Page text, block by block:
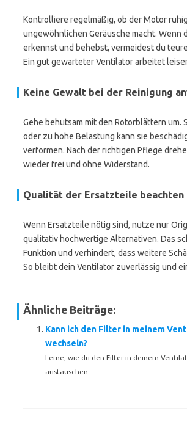
Kontrolliere regelmäßig, ob der Motor
ungewöhnlichen Geräusche macht. Wenn
erkennst und behebst, vermeidest du
Ein gut gewarteter Ventilator arbeitet
Keine Gewalt bei der Reinigung
Gehe behutsam mit den Rotorblättern um.
oder zu hohe Belastung kann sie
verformen. Nach der richtigen Pflege
wieder frei und ohne Widerstand.
Qualität der Ersatzteile beachten
Wenn Ersatzteile nötig sind, nutze nur
qualitativ hochwertige Alternativen. Das
Funktion und verhindert, dass weitere
So bleibt dein Ventilator zuverlässig und
Ähnliche Beiträge:
Kann ich den Filter in meinem
wechseln?
Lerne, wie du den Filter in deinem
austauschen...